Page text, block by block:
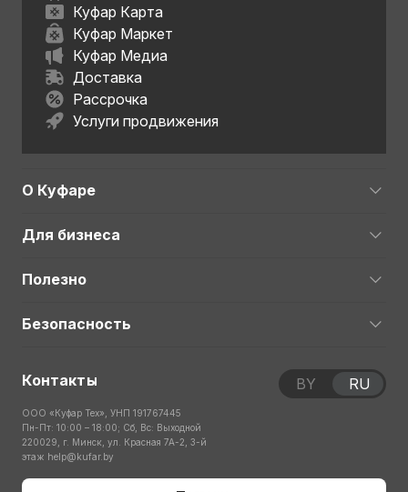
Куфар Карта
Куфар Маркет
Куфар Медиа
Доставка
Рассрочка
Услуги продвижения
О Куфаре
Для бизнеса
Полезно
Безопасность
Контакты
ООО «Куфар Тех», УНП 191767445
Пн-Пт: 10:00 – 18:00; Сб, Вс: Выходной
220029, г. Минск, ул. Красная 7А-2, 3-й
этаж help@kufar.by
BY RU